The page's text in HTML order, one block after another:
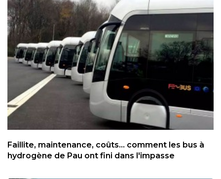
Faillite, maintenance, coûts... comment les bus à
hydrogène de Pau ont fini dans l'impasse